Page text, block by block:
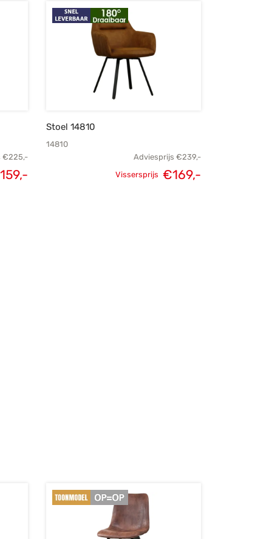
€225,-
159,-
Stoel 14810
14810
Adviesprijs €239,-
Vissersprijs €169,-